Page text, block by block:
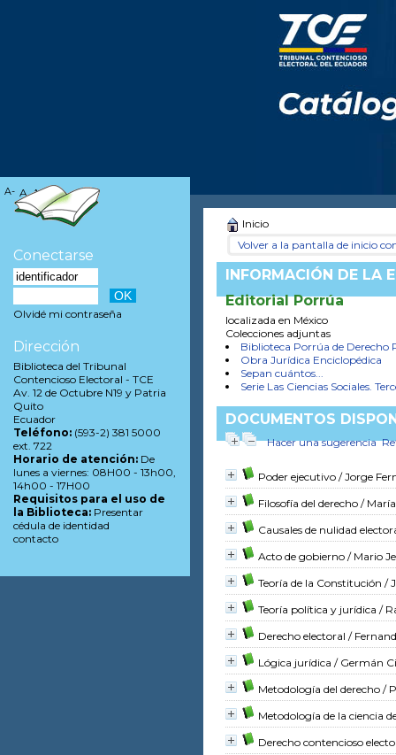
Inicio
Volver a la pantalla de inicio
INFORMACIÓN DE LA
Editorial Porrúa
localizada en México
Colecciones adjuntas
Biblioteca Porrúa de Derecho
Obra Jurídica Enciclopédica
Sepan cuántos...
Serie Las Ciencias Sociales.
DOCUMENTOS
Hacer una sugerencia
Poder ejecutivo / Jorge
Filosofía del derecho /
Causales de nulidad
Acto de gobierno / Mario
Teoría de la Constitución /
Teoría política y jurídica /
Derecho electoral /
Lógica jurídica / Germán
Metodología del derecho /
Metodología de la ciencia
Derecho contencioso
A- A A+
Conectarse
Olvidé mi contraseña
Dirección
Biblioteca del Tribunal
Contencioso Electoral - TCE
Av. 12 de Octubre N19 y Patria
Quito
Ecuador
Teléfono: (593-2) 381 5000
ext. 722
Horario de atención: De
lunes a viernes: 08H00 - 13h00,
14h00 - 17H00
Requisitos para el uso de
la Biblioteca: Presentar
cédula de identidad
contacto